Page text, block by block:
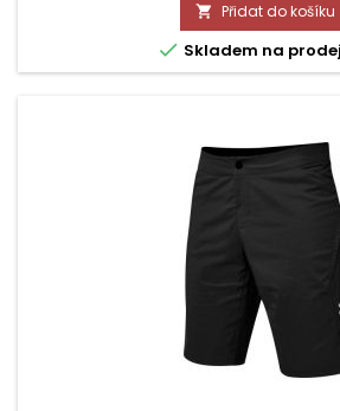
 Přidat do košíku
 Skladem na